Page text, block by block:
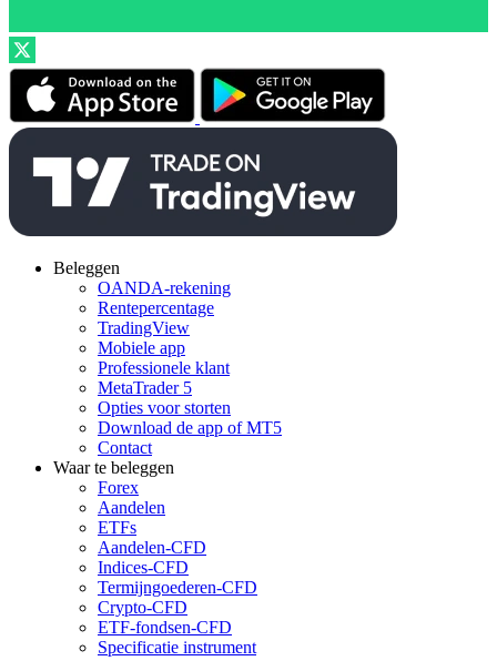
Beleggen
OANDA-rekening
Rentepercentage
TradingView
Mobiele app
Professionele klant
MetaTrader 5
Opties voor storten
Download de app of MT5
Contact
Waar te beleggen
Forex
Aandelen
ETFs
Aandelen-CFD
Indices-CFD
Termijngoederen-CFD
Crypto-CFD
ETF-fondsen-CFD
Specificatie instrument